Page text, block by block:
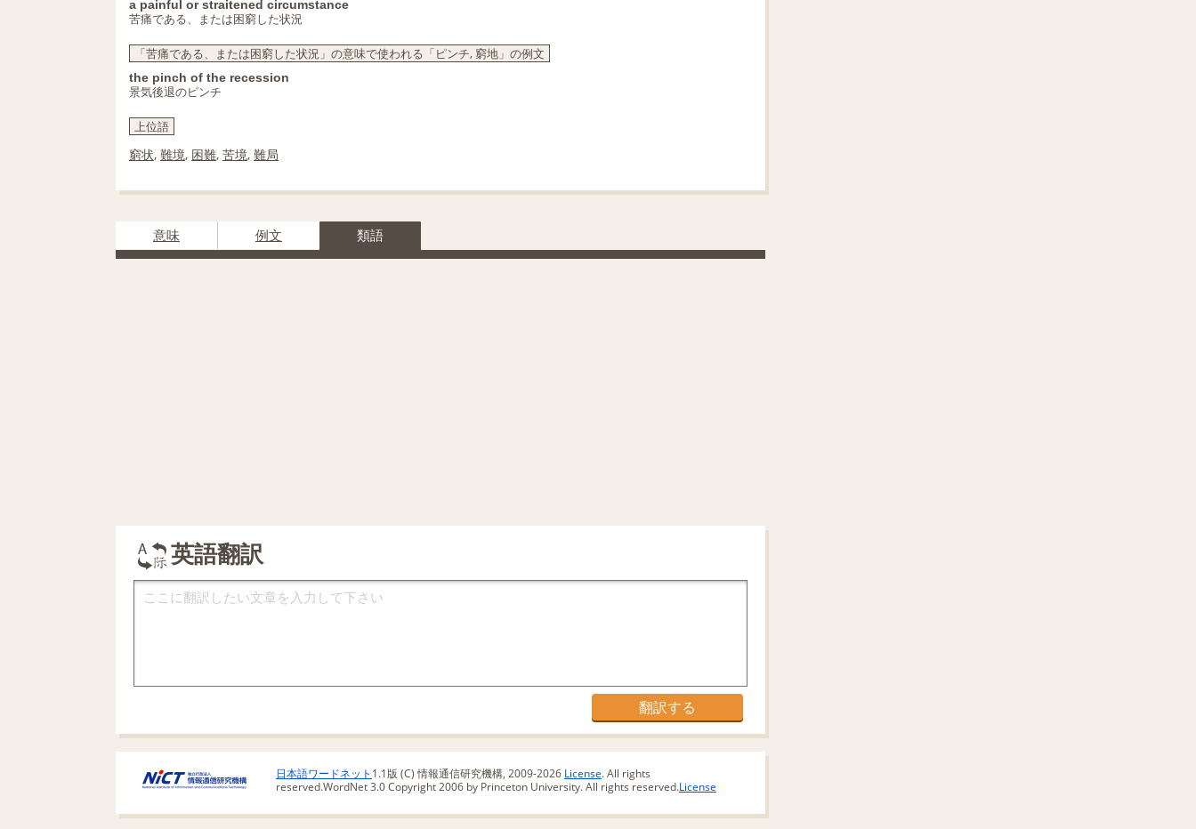
a painful or straitened circumstance
苦痛である、または困窮した状況
「苦痛である、または困窮した状況」の意味で使われる「ピンチ, 窮地」の例文
the pinch of the recession
景気後退のピンチ
上位語
窮状, 難境, 困難, 苦境, 難局
意味 例文 類語
英語翻訳
日本語ワードネット 1.1版 (C) 情報通信研究機構, 2009-2026 License. All rights
reserved.WordNet 3.0 Copyright 2006 by Princeton University. All rights reserved.License